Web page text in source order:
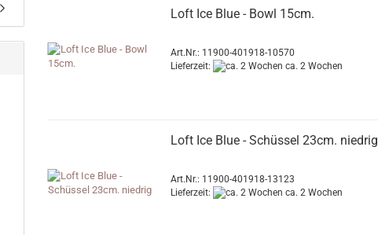
Loft Ice Blue - Bowl 15cm.
Art.Nr.: 11900-401918-10570
Lieferzeit:
ca. 2 Wochen
Loft Ice Blue - Schüssel 23cm. niedrig
Art.Nr.: 11900-401918-13123
Lieferzeit:
ca. 2 Wochen